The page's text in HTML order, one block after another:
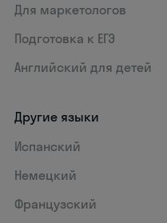
Для маркетологов
Подготовка к ЕГЭ
Английский для детей
Другие языки
Испанский
Немецкий
Французский